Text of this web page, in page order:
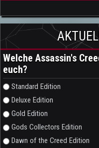
Welche Assassin's
euch?
Auswahlmöglichkeiten
Standard Edition
Deluxe Edition
Gold Edition
Gods Collectors Edition
Dawn of the Creed Edition